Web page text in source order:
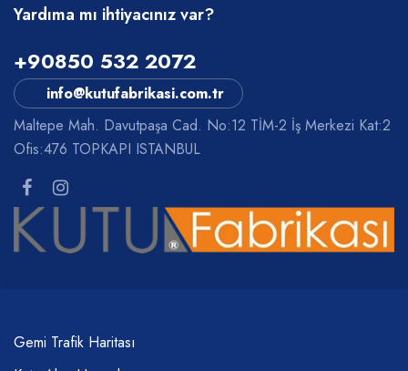
Yardıma mı ihtiyacınız var?
+90850 532 2072
info@kutufabrikasi.com.tr
Maltepe Mah. Davutpaşa Cad. No:12 TİM-2 İş Merkezi Kat:2
Ofis:476 TOPKAPI ISTANBUL
Gemi Trafik Haritası